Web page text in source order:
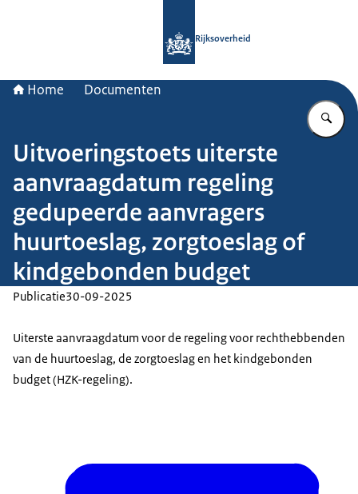
Rijksoverheid
Home Documenten
Uitvoeringstoets uiterste
aanvraagdatum regeling
gedupeerde aanvragers
huurtoeslag, zorgtoeslag of
kindgebonden budget
Publicatie30-09-2025
Uiterste aanvraagdatum voor de regeling voor rechthebbenden
van de huurtoeslag, de zorgtoeslag en het kindgebonden
budget (HZK-regeling).